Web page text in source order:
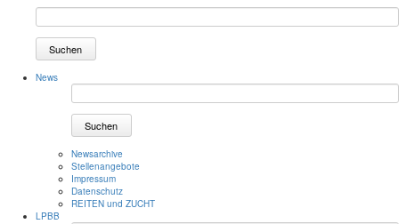
Suchen
News
Suchen
Newsarchive
Stellenangebote
Impressum
Datenschutz
REITEN und ZUCHT
LPBB